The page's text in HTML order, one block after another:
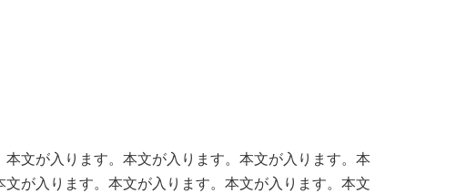
文が入ります。本文が入ります。本文が入ります。本
が入ります。本文が入ります。本文が入ります。本文